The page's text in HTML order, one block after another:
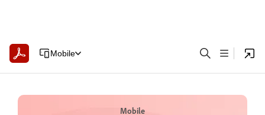
Mobile
Mobile